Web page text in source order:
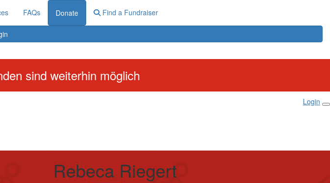
FAQs Donate Find a Fundraiser
sind weiterhin möglich
Login
Rebeca Riegert